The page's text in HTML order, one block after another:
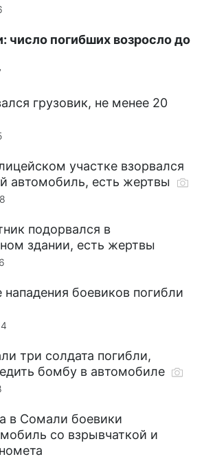
число погибших возросло до
грузовик, не менее 20
участке взорвался
автомобиль, есть жертвы
подорвался в
здании, есть жертвы
боевиков погибли
три солдата погибли,
бомбу в автомобиле
в Сомали боевики
со взрывчаткой и